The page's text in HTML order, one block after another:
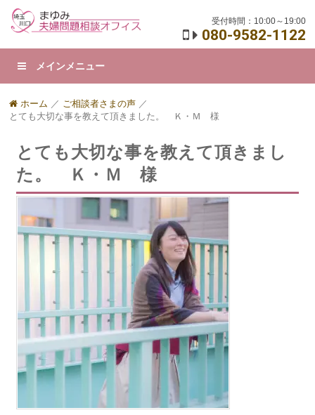
受付時間：10:00～19:00
080-9582-1122
メインメニュー
ホーム ／ ご相談者さまの声 ／
とても大切な事を教えて頂きました。 Ｋ・Ｍ 様
とても大切な事を教えて頂きまし
た。 Ｋ・Ｍ 様